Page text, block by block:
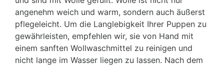
angenehm weich und warm, sondern auch äußerst
pflegeleicht. Um die Langlebigkeit Ihrer Puppen zu
gewährleisten, empfehlen wir, sie von Hand mit
einem sanften Wollwaschmittel zu reinigen und
nicht lange im Wasser liegen zu lassen. Nach dem